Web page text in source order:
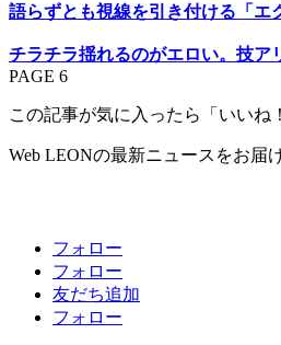
語らずとも視線を引き付ける「エ
チラチラ揺れるのがエロい。技ア
PAGE 6
この記事が気に入ったら「いいね
Web LEONの最新ニュースをお届
フォロー
フォロー
友だち追加
フォロー